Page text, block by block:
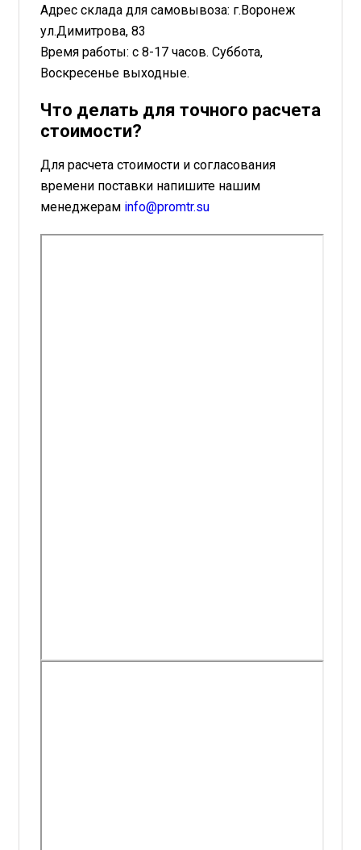
Адрес склада для самовывоза: г.Воронеж
ул.Димитрова, 83
Время работы: с 8-17 часов. Суббота,
Воскресенье выходные.
Что делать для точного расчета
стоимости?
Для расчета стоимости и согласования
времени поставки напишите нашим
менеджерам info@promtr.su